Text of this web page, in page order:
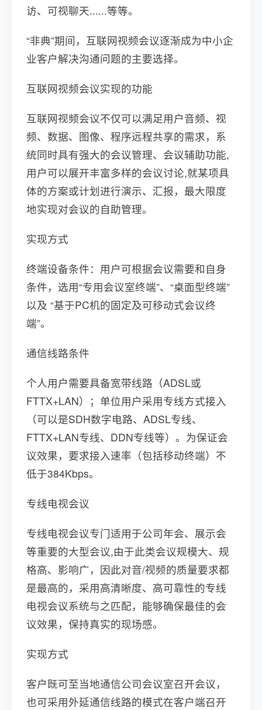
访、可视聊天......等等。
“非典”期间，互联网视频会议逐渐成为中小企
业客户解决沟通问题的主要选择。
互联网视频会议实现的功能
互联网视频会议不仅可以满足用户音频、视
频、数据、图像、程序远程共享的需求，系
统同时具有强大的会议管理、会议辅助功能,
用户可以展开丰富多样的会议讨论,就某项具
体的方案或计划进行演示、汇报，最大限度
地实现对会议的自助管理。
实现方式
终端设备条件：用户可根据会议需要和自身
条件，选用“专用会议室终端”、“桌面型终端”
以及 “基于PC机的固定及可移动式会议终
端”。
通信线路条件
个人用户需要具备宽带线路（ADSL或
FTTX+LAN）；单位用户采用专线方式接入
（可以是SDH数字电路、ADSL专线、
FTTX+LAN专线、DDN专线等）。为保证会
议效果，要求接入速率（包括移动终端）不
低于384Kbps。
专线电视会议
专线电视会议专门适用于公司年会、展示会
等重要的大型会议,由于此类会议规模大、规
格高、影响广，因此对音/视频的质量要求都
是最高的，采用高清晰度、高可靠性的专线
电视会议系统与之匹配，能够确保最佳的会
议效果，保持真实的现场感。
实现方式
客户既可至当地通信公司会议室召开会议，
也可采用外延通信线路的模式在客户端召开